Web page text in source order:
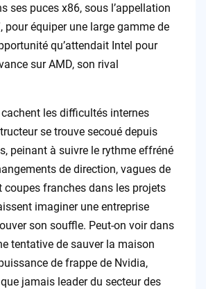
ses puces x86, sous l’appellation
pour équiper une large gamme de
qu’attendait Intel pour
sur AMD, son rival
cachent les difficultés internes
se trouve secoué depuis
peinant à suivre le rythme effréné
de direction, vagues de
coupes franches dans les projets
imaginer une entreprise
son souffle. Peut-on voir dans
tentative de sauver la maison
de frappe de Nvidia,
jamais leader du secteur des